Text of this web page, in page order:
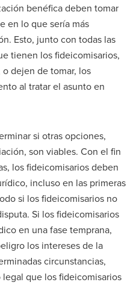
benéfica deben tomar
en lo que sería más
Esto, junto con todas las
tienen los fideicomisarios,
dejen de tomar, los
al tratar el asunto en
si otras opciones,
son viables. Con el fin
los fideicomisarios deben
incluso en las primeras
si los fideicomisarios no
Si los fideicomisarios
en una fase temprana,
los intereses de la
circunstancias,
que los fideicomisarios